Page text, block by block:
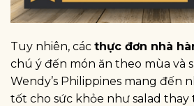
Tuy nhiên, các thực đơn nhà
chú ý đến món ăn theo mùa và
Wendy’s Philippines mang đến
tốt cho sức khỏe như salad